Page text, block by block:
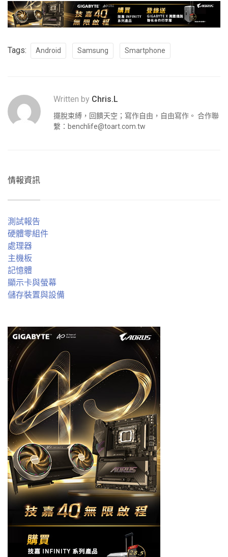
Tags: Android Samsung Smartphone
Written by Chris.L
擺脫束縛，回饋天空；寫作自由，自由寫作。 合作聯
繫： benchlife@toart.com.tw
情報資訊
測試報告
硬體零組件
處理器
主機板
記憶體
顯示卡與螢幕
儲存裝置與設備